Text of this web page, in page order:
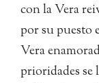
con la Vera
por su puesto
Vera
prioridades se